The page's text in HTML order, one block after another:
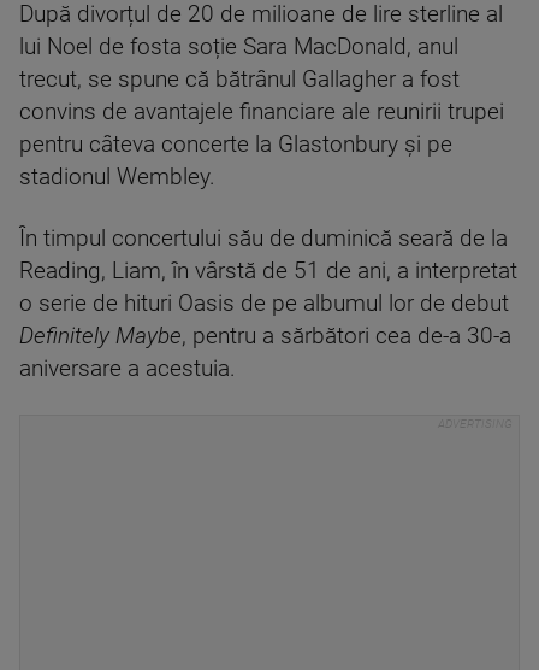
După divorțul de 20 de milioane de lire sterline al
lui Noel de fosta soție Sara MacDonald, anul
trecut, se spune că bătrânul Gallagher a fost
convins de avantajele financiare ale reunirii trupei
pentru câteva concerte la Glastonbury și pe
stadionul Wembley.
În timpul concertului său de duminică seară de la
Reading, Liam, în vârstă de 51 de ani, a interpretat
o serie de hituri Oasis de pe albumul lor de debut
Definitely Maybe, pentru a sărbători cea de-a 30-a
aniversare a acestuia.